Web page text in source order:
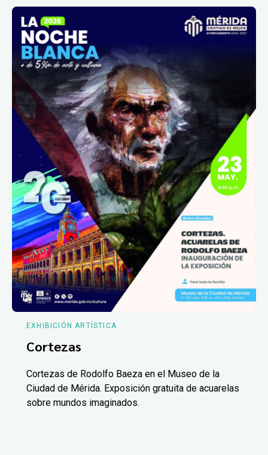
EXHIBICIÓN ARTÍSTICA
Cortezas
Cortezas de Rodolfo Baeza en el Museo de la
Ciudad de Mérida. Exposición gratuita de acuarelas
sobre mundos imaginados.